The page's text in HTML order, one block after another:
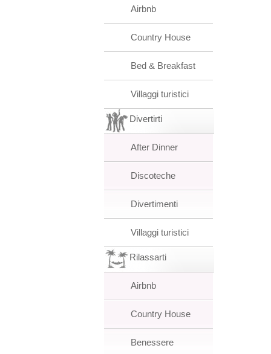
Airbnb
Country House
Bed & Breakfast
Villaggi turistici
Divertirti
After Dinner
Discoteche
Divertimenti
Villaggi turistici
Rilassarti
Airbnb
Country House
Benessere